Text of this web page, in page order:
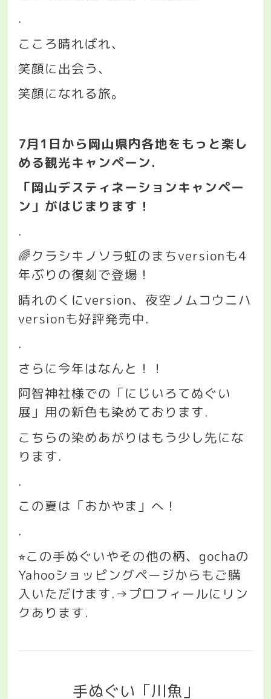
.
こころ晴ればれ、
笑顔に出会う、
笑顔になれる旅。
7月 1 日から岡山県内各地をもっと楽し
める観光キャンペーン.
「岡山デスティネーションキャンペー
ン」がはじまります！
.
🌈クラシキノソラ虹のまちversionも4
年ぶりの復刻で登場！
晴れのくにversion、夜空ノムコウニハ
versionも好評発売中.
.
さらに今年はなんと！！
阿智神社様での「にじいろてぬぐい
展」用の新色も染めております.
こちらの染めあがりはもう少し先にな
ります.
.
この夏は「おかやま」へ！
.
⭐︎この手ぬぐいやその他の柄、 gochaの
Yahooショッピングページからもご購
入いただけます.→ プロフィールにリン
クあります.
手ぬぐい「川魚」